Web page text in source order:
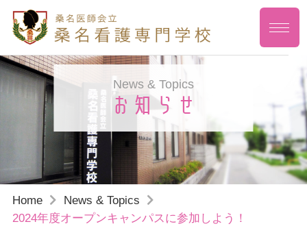
News & Topics
お知らせ
Home
News & Topics
2024年度オープンキャンパスに参加しよう！